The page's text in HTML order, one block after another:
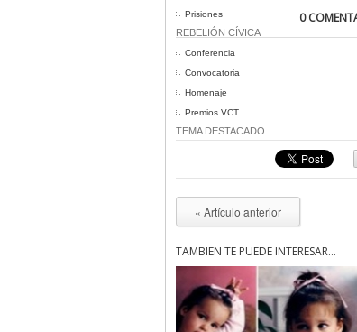
Prisiones
REBELIÓN CÍVICA
Conferencia
Convocatoria
Homenaje
Premios VCT
TEMA DESTACADO
« Artículo anterior
TAMBIÉN TE PUEDE INTERESAR...
0